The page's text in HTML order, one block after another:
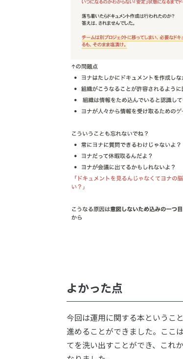
よかった点
今回は運用に関する本というこ
進めることができました。ここ
てを洗い出すことができ、これ